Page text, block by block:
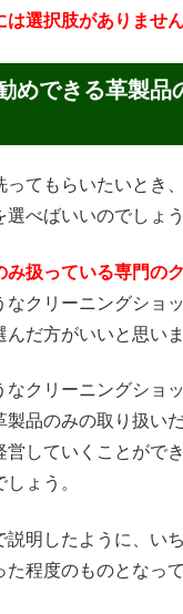
は選択肢がありませ
めできる革製品
ってもらいたいとき
選べばいいのでしょ
み扱っている専門の
なクリーニングショ
だ方がいいと思いま
なクリーニングショ
製品のみの取り扱い
営していくことがで
ょう。
説明したように、い
程度のものとなっ